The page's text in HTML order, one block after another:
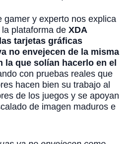
gamer y experto nos explica
plataforma de XDA
las tarjetas gráficas
no envejecen de la misma
la que solían hacerlo en el
con pruebas reales que
hacen bien su trabajo al
de los juegos y se apoyan
de imagen maduros e